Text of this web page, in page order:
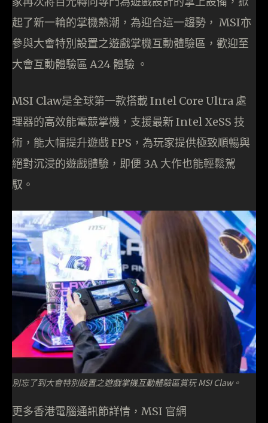
起了新一輪的掌機熱潮，為迎合這一趨勢， MSI亦
參與大會特別設置之遊戲掌機互動體驗區，歡迎至
大會互動體驗區 A24 體驗 。
MSI Claw是全球第一款搭載 Intel Core Ultra 處
理器的高效能電競掌機，支援最新 Intel XeSS 技
術，能大幅提升遊戲 FPS，為玩家提供極致順暢與
絕對沉浸的遊戲體驗，即便 3A 大作也能輕鬆駕
馭。
別忘了到大會特別設置之遊戲掌機互動體驗區賞玩 MSI Claw。
更多香港電腦通訊節詳情，MSI 官網